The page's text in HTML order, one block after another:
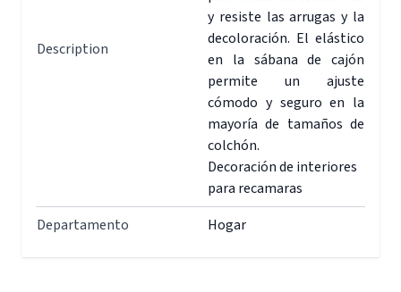
Description
y resiste las arrugas y la
decoloración. El elástico
en la sábana de cajón
permite un ajuste
cómodo y seguro en la
mayoría de tamaños de
colchón.
Decoración de interiores
para recamaras
Departamento
Hogar